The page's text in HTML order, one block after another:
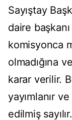
Sayıştay
daire
komisyonca
olmadığına
karar verilir.
yayımlanır
edilmiş